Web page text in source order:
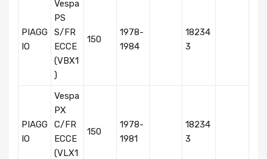
PIAGG
IO
Vespa
PS
S/FR
ECCE
(VBX1
)
150
1978-
1984
18234
3
PIAGG
IO
Vespa
PX
C/FR
ECCE
(VLX1
150
1978-
1981
18234
3